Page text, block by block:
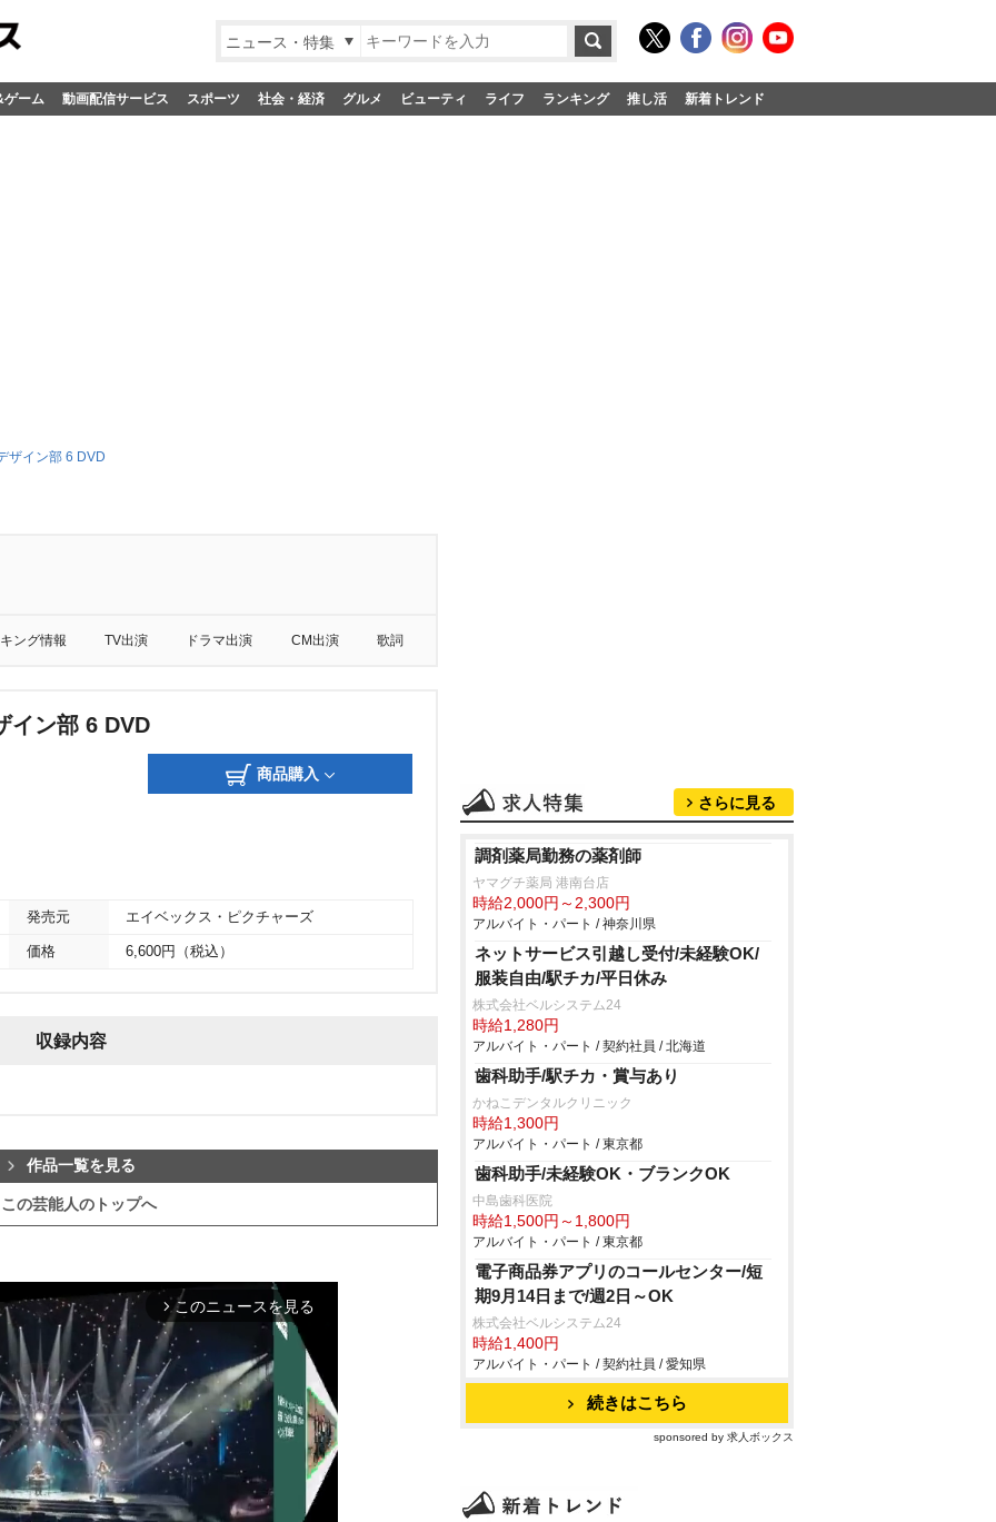
ニュース・特集
ゲーム 動画配信サービス スポーツ 社会・経済 グルメ ビューティ ライフ ランキング 推し活 新着トレンド
ザイン部 6 DVD
ング情報 TV出演 ドラマ出演 CM出演 歌詞
イン部 6 DVD
商品購入
発売元 エイベックス・ピクチャーズ
価格 6,600円（税込）
収録内容
作品一覧を見る
この芸能人のトップへ
arrow_forward_ios このニュースを見る
さらに見る
調剤薬局勤務の薬剤師
ヤマグチ薬局 港南台店
時給2,000円～2,300円
アルバイト・パート / 神奈川県
ネットサービス引越し受付/未経験OK/
服装自由/駅チカ/平日休み
株式会社ベルシステム24
時給1,280円
アルバイト・パート / 契約社員 / 北海道
歯科助手/駅チカ・賞与あり
かねこデンタルクリニック
時給1,300円
アルバイト・パート / 東京都
歯科助手/未経験OK・ブランクOK
中島歯科医院
時給1,500円～1,800円
アルバイト・パート / 東京都
電子商品券アプリのコールセンター/短
期9月14日まで/週2日～OK
株式会社ベルシステム24
時給1,400円
アルバイト・パート / 契約社員 / 愛知県
続きはこちら
sponsored by 求人ボックス